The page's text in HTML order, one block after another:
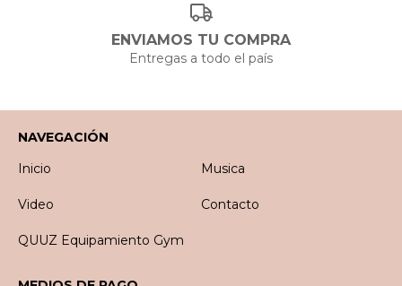
ENVIAMOS TU COMPRA
Entregas a todo el país
NAVEGACIÓN
Inicio
Musica
Video Contacto
QUUZ Equipamiento Gym